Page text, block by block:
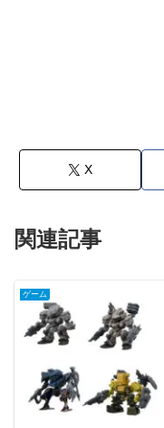
X
関連記事
ゲーム